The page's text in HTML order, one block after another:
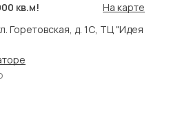
кв.м!
На карте
Горетовская, д. 1С, ТЦ "Идея